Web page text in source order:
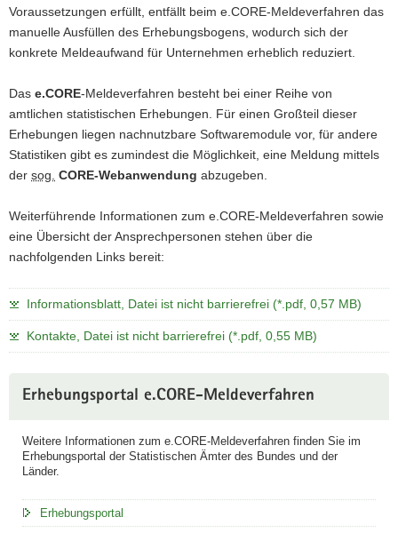
Voraussetzungen erfüllt, entfällt beim e.CORE-Meldeverfahren das
manuelle Ausfüllen des Erhebungsbogens, wodurch sich der
konkrete Meldeaufwand für Unternehmen erheblich reduziert.
Das e.CORE-Meldeverfahren besteht bei einer Reihe von
amtlichen statistischen Erhebungen. Für einen Großteil dieser
Erhebungen liegen nachnutzbare Softwaremodule vor, für andere
Statistiken gibt es zumindest die Möglichkeit, eine Meldung mittels
der sog. CORE-Webanwendung abzugeben.
Weiterführende Informationen zum e.CORE-Meldeverfahren sowie
eine Übersicht der Ansprechpersonen stehen über die
nachfolgenden Links bereit:
Informationsblatt, Datei ist nicht barrierefrei (*.pdf, 0,57 MB)
Kontakte, Datei ist nicht barrierefrei (*.pdf, 0,55 MB)
Erhebungsportal e.CORE-Meldeverfahren
Weitere Informationen zum e.CORE-Meldeverfahren finden Sie im
Erhebungsportal der Statistischen Ämter des Bundes und der
Länder.
Erhebungsportal